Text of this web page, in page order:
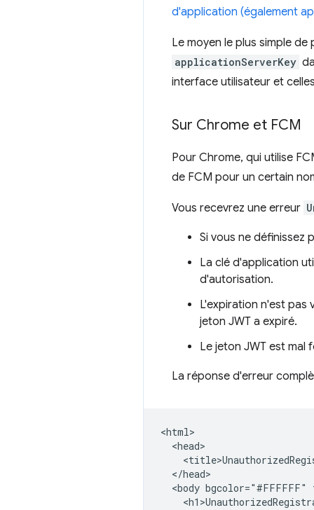
d'application (également
Le moyen le plus simple
applicationServerKey
interface utilisateur et
Sur Chrome et FCM
Pour Chrome, qui utilise
de FCM pour un certain
Vous recevrez une erreur
Si vous ne définissez
La clé d'application
d'autorisation.
L'expiration n'est pas
jeton JWT a expiré.
Le jeton JWT est mal
La réponse d'erreur
<html>
  <head>
  </head>
<body bgcolor="#FFFFFF"